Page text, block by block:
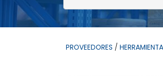
PROVEEDORES /